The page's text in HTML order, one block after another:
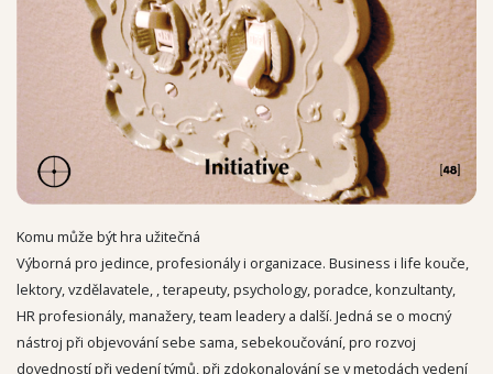
Komu může být hra užitečná
Výborná pro jedince, profesionály i organizace. Business i life kouče,
lektory, vzdělavatele, , terapeuty, psychology, poradce, konzultanty,
HR profesionály, manažery, team leadery a další. Jedná se o mocný
nástroj při objevování sebe sama, sebekoučování, pro rozvoj
dovedností při vedení týmů, při zdokonalování se v metodách vedení